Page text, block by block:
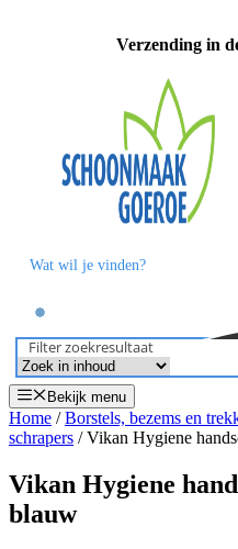
Verzending in
Filter zoekresultaat
Bekijk menu
Home /Borstels, bezems en
schrapers / Vikan Hygiene
Vikan Hygiene
blauw